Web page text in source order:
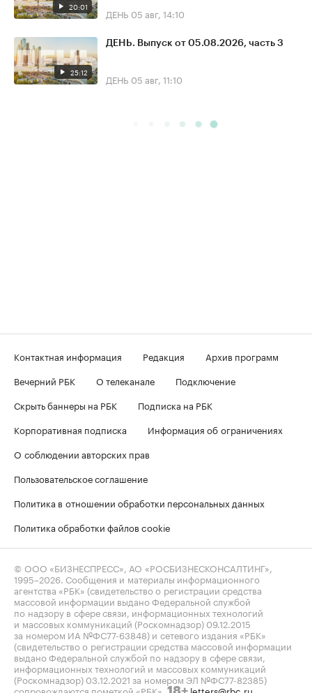
20:01 ДЕНЬ 05 авг, 14:10
25:12
ДЕНЬ. Выпуск от 05.08.2026, часть 3
ДЕНЬ 05 авг, 11:10
Контактная информация Редакция
Архив программ
Вечерний РБК
О телеканале
Подключение
Скрыть баннеры на РБК
Подписка на РБК
Корпоративная подписка
Информация об ограничениях
О соблюдении авторских прав
Пользовательское соглашение
Политика в отношении обработки персональных данных
Политика обработки файлов cookie
© ООО «БИЗНЕСПРЕСС», АО «РОСБИЗНЕСКОНСАЛТИНГ»,
1995–2026 . Сообщения и материалы информационного
агентства «РБК» (свидетельство о регистрации средства
массовой информации выдано Федеральной службой
по надзору в сфере связи, информационных технологий
и массовых коммуникаций (Роскомнадзор) 09.12.2015
за номером ИА №ФС77-63848) и сетевого издания «РБК»
(свидетельство о регистрации средства массовой информации
выдано Федеральной службой по надзору в сфере связи,
информационных технологий и массовых коммуникаций
(Роскомнадзор) 03.12.2021 за номером ЭЛ №ФС77-82385)
сопровождаются пометкой «РБК».
letters@rbc.ru